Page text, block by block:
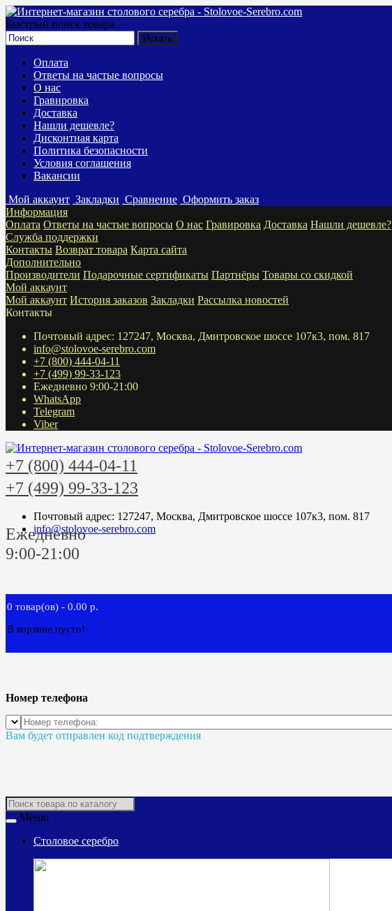
Быстрый поиск товара
Оплата
Ответы на частые вопросы
О нас
Гравировка
Доставка
Нашли дешевле?
Дисконтная карта
Политика безопасности
Условия соглашения
Вакансии
Мой аккаунт Закладки Сравнение Оформить заказ
Информация
Оплата Ответы на частые вопросы О нас Гравировка Доставка Нашли дешевле?
Служба поддержки
Контакты Возврат товара Карта сайта
Дополнительно
Производители Подарочные сертификаты Партнёры Товары со скидкой
Мой аккаунт
Мой аккаунт История заказов Закладки Рассылка новостей
Контакты
Почтовый адрес: 127247, Москва, Дмитровское шоссе 107к3, пом. 817
info@stolovoe-serebro.com
+7 (800) 444-04-11
+7 (499) 99-33-123
Ежедневно 9:00-21:00
WhatsApp
Telegram
Viber
+7 (800) 444-04-11
+7 (499) 99-33-123
Почтовый адрес: 127247, Москва, Дмитровское шоссе 107к3, пом. 817
info@stolovoe-serebro.com
Ежедневно
9:00-21:00
0 товар(ов) - 0.00 р.
В корзине пусто!
Номер телефона
Вам будет отправлен код подтверждения
Меню
Столовое серебро